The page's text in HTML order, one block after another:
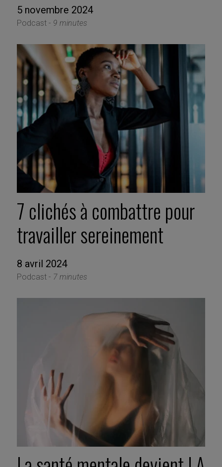
5 novembre 2024
Podcast - 9 minutes
7 clichés à combattre pour
travailler sereinement
8 avril 2024
Podcast - 7 minutes